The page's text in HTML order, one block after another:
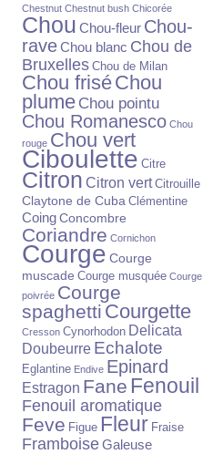
Chestnut Chestnut bush Chicorée
Chou Chou-fleur Chou-
raveChou blanc Chou de
Bruxelles Chou de Milan
Chou friséChou
plume Chou pointu
Chou Romanesco Chou
rouge Chou vert
Ciboulette Citre
Citron Citron vert Citrouille
Claytone de Cuba Clémentine
CoingConcombre
Coriandre Cornichon
Courge Courge
muscade Courge musquée Courge
poivrée Courge
spaghetti Courgette
Cresson Cynorhodon Delicata
Doubeurre Echalote
Eglantine Endive Epinard
Estragon Fane Fenouil
Fenouil aromatique
Feve Figue Fleur Fraise
FramboiseGaleuse